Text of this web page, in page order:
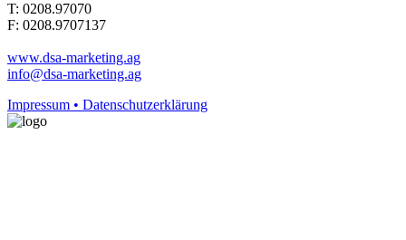
T: 0208.97070
F: 0208.9707137
www.dsa-marketing.ag
info@dsa-marketing.ag
Impressum • Datenschutzerklärung